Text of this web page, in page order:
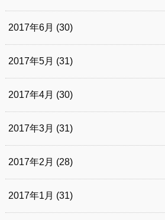
2017年6月 (30)
2017年5月 (31)
2017年4月 (30)
2017年3月 (31)
2017年2月 (28)
2017年1月 (31)